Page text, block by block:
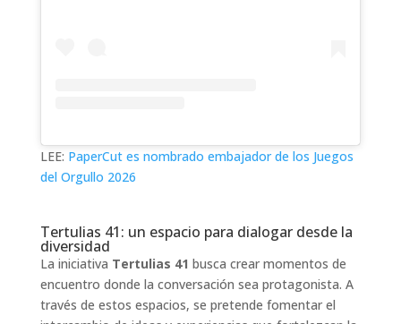
LEE: PaperCut es nombrado embajador de los Juegos
del Orgullo 2026
Tertulias 41: un espacio para dialogar desde la
diversidad
La iniciativa Tertulias 41 busca crear momentos de
encuentro donde la conversación sea protagonista. A
través de estos espacios, se pretende fomentar el